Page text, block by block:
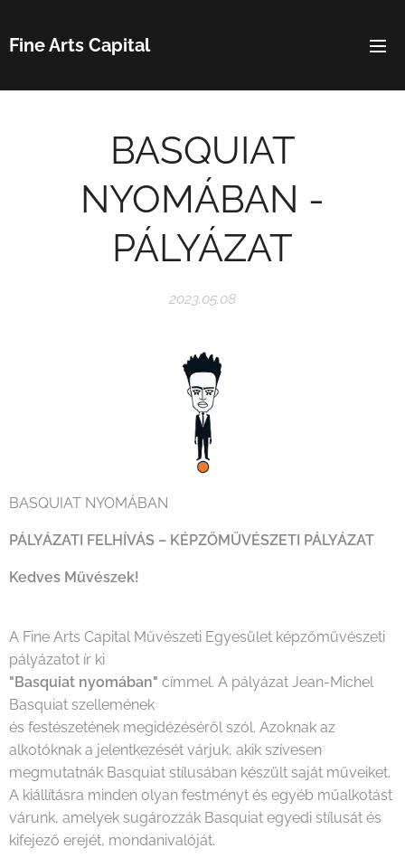
Fine Arts Capital
BASQUIAT
NYOMÁBAN -
PÁLYÁZAT
2023.05.08
BASQUIAT NYOMÁBAN
PÁLYÁZATI FELHÍVÁS – KÉPZŐMŰVÉSZETI PÁLYÁZAT
Kedves Művészek!
A Fine Arts Capital Művészeti Egyesület képzőművészeti
pályázatot ír ki
"Basquiat nyomában" címmel. A pályázat Jean-Michel
Basquiat szellemének
és festészetének megidézéséről szól. Azoknak az
alkotóknak a jelentkezését várjuk, akik szívesen
megmutatnák Basquiat stílusában készült saját műveiket.
A kiállításra minden olyan festményt és egyéb műalkotást
várunk, amelyek sugározzák Basquiat egyedi stílusát és
kifejező erejét, mondanivalóját.